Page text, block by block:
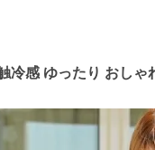
冷感 ゆったり おし